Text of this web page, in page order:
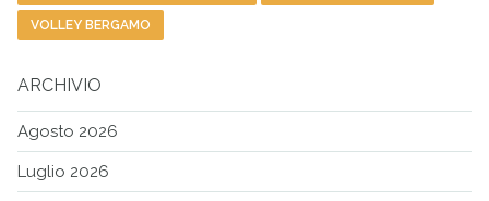
VOLLEY BERGAMO
ARCHIVIO
Agosto 2026
Luglio 2026